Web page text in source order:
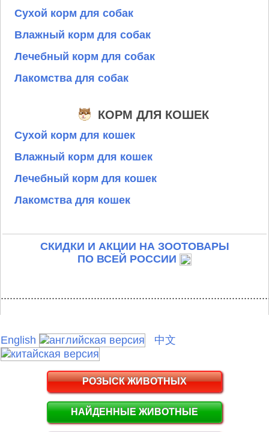
Сухой корм для собак
Влажный корм для собак
Лечебный корм для собак
Лакомства для собак
КОРМ ДЛЯ КОШЕК
Сухой корм для кошек
Влажный корм для кошек
Лечебный корм для кошек
Лакомства для кошек
СКИДКИ И АКЦИИ НА ЗООТОВАРЫ
ПО ВСЕЙ РОССИИ
English 中文
РОЗЫСК ЖИВОТНЫХ
НАЙДЕННЫЕ ЖИВОТНЫЕ